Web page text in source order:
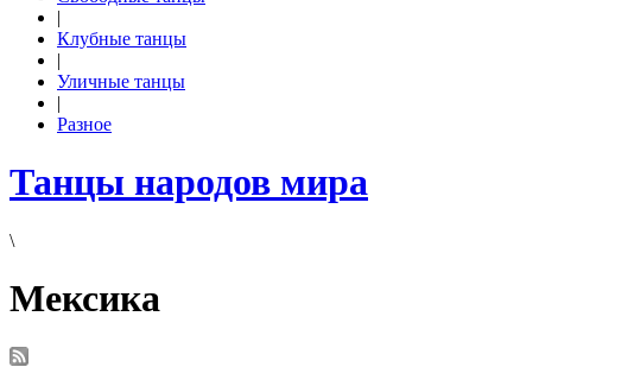
|
Клубные танцы
|
Уличные танцы
|
Разное
Танцы народов мира
\
Мексика